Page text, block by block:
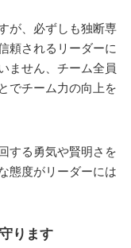
が、必ずしも独断専
頼されるリーダーに
ません、チーム全員
でチーム力の向上を
する勇気や賢明さを
態度がリーダーには
ります